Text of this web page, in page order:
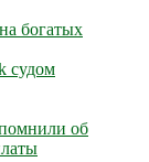
богатых
судом
об